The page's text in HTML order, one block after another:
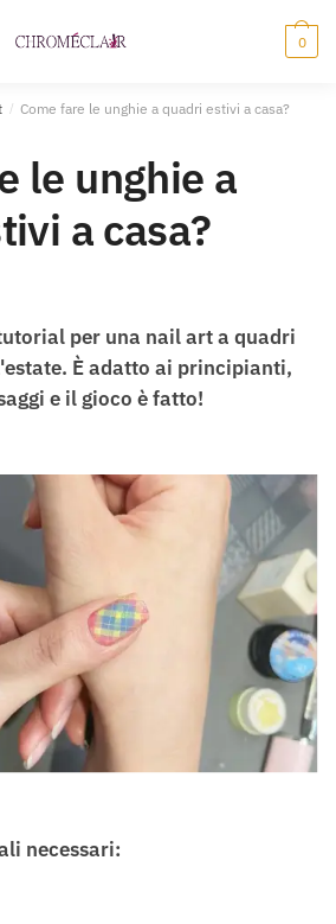
0
/ Come fare le unghie a quadri estivi a casa?
le unghie a
a casa?
per una nail art a quadri
È adatto ai principianti,
e il gioco è fatto!
necessari: